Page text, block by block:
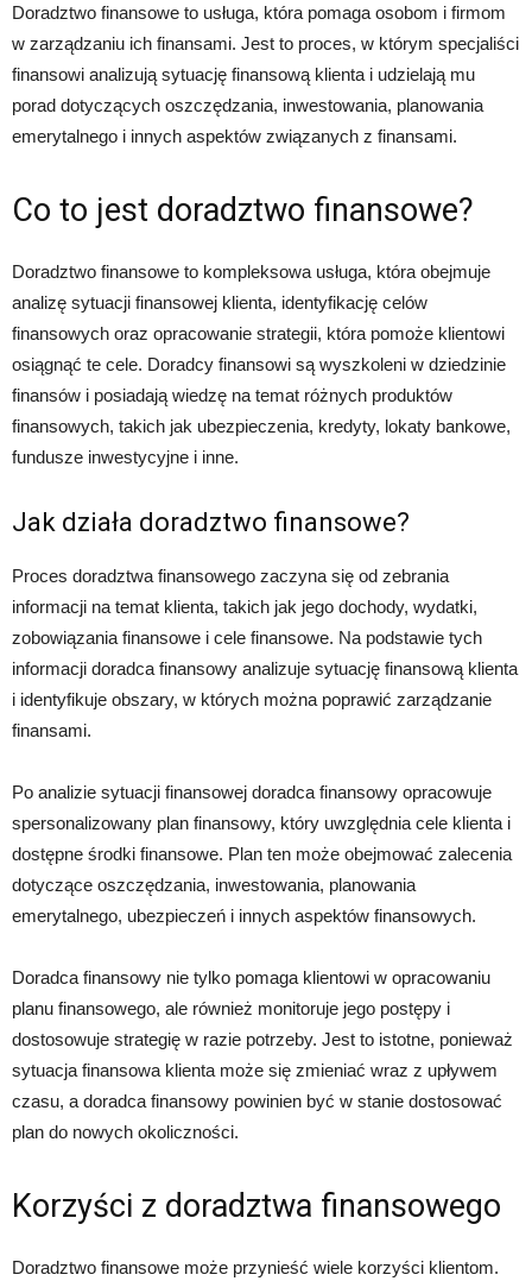
Doradztwo finansowe to usługa, która pomaga osobom i firmom
w zarządzaniu ich finansami. Jest to proces, w którym specjaliści
finansowi analizują sytuację finansową klienta i udzielają mu
porad dotyczących oszczędzania, inwestowania, planowania
emerytalnego i innych aspektów związanych z finansami.
Co to jest doradztwo finansowe?
Doradztwo finansowe to kompleksowa usługa, która obejmuje
analizę sytuacji finansowej klienta, identyfikację celów
finansowych oraz opracowanie strategii, która pomoże klientowi
osiągnąć te cele. Doradcy finansowi są wyszkoleni w dziedzinie
finansów i posiadają wiedzę na temat różnych produktów
finansowych, takich jak ubezpieczenia, kredyty, lokaty bankowe,
fundusze inwestycyjne i inne.
Jak działa doradztwo finansowe?
Proces doradztwa finansowego zaczyna się od zebrania
informacji na temat klienta, takich jak jego dochody, wydatki,
zobowiązania finansowe i cele finansowe. Na podstawie tych
informacji doradca finansowy analizuje sytuację finansową klienta
i identyfikuje obszary, w których można poprawić zarządzanie
finansami.
Po analizie sytuacji finansowej doradca finansowy opracowuje
spersonalizowany plan finansowy, który uwzględnia cele klienta i
dostępne środki finansowe. Plan ten może obejmować zalecenia
dotyczące oszczędzania, inwestowania, planowania
emerytalnego, ubezpieczeń i innych aspektów finansowych.
Doradca finansowy nie tylko pomaga klientowi w opracowaniu
planu finansowego, ale również monitoruje jego postępy i
dostosowuje strategię w razie potrzeby. Jest to istotne, ponieważ
sytuacja finansowa klienta może się zmieniać wraz z upływem
czasu, a doradca finansowy powinien być w stanie dostosować
plan do nowych okoliczności.
Korzyści z doradztwa finansowego
Doradztwo finansowe może przynieść wiele korzyści klientom.